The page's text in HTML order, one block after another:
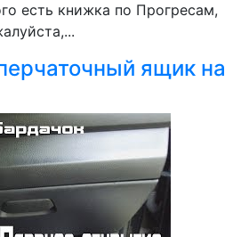
есть книжка по Прогресам,
ящик на